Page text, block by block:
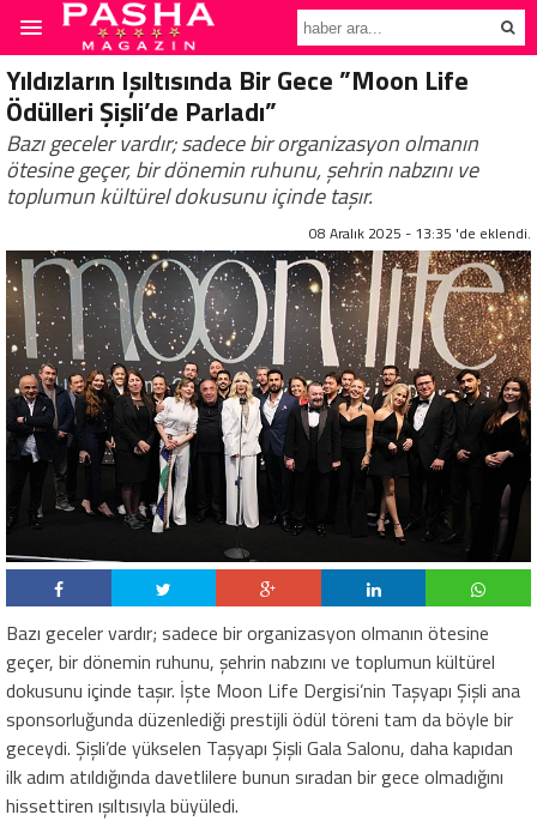
Yıldızların Işıltısında Bir Gece ”Moon Life
Ödülleri Şişli’de Parladı”
Bazı geceler vardır; sadece bir organizasyon olmanın
ötesine geçer, bir dönemin ruhunu, şehrin nabzını ve
toplumun kültürel dokusunu içinde taşır.
08 Aralık 2025 - 13:35 'de eklendi.
Bazı geceler vardır; sadece bir organizasyon olmanın ötesine
geçer, bir dönemin ruhunu, şehrin nabzını ve toplumun kültürel
dokusunu içinde taşır. İşte Moon Life Dergisi’nin Taşyapı Şişli ana
sponsorluğunda düzenlediği prestijli ödül töreni tam da böyle bir
geceydi. Şişli’de yükselen Taşyapı Şişli Gala Salonu, daha kapıdan
ilk adım atıldığında davetlilere bunun sıradan bir gece olmadığını
hissettiren ışıltısıyla büyüledi.